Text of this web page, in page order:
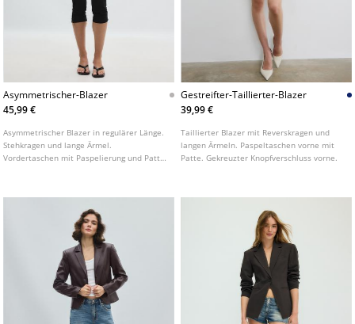
Asymmetrischer-Blazer
45,99 €
Asymmetrischer Blazer in regulärer Länge.
Stehkragen und lange Ärmel.
Vordertaschen mit Paspelierung und Patte.
Gestreifter-Taillierter-Blazer
39,99 €
Taillierter Blazer mit Reverskragen und
langen Ärmeln. Paspeltaschen vorne mit
Patte. Gekreuzter Knopfverschluss vorne.